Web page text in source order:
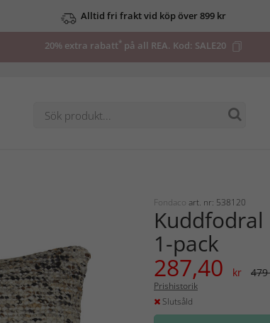
Alltid fri frakt vid köp över 899 kr
20% extra rabatt*på all REA. Kod: SALE20
Fondaco art. nr: 538120
Kuddfodral
1-pack
287,40 kr
Prishistorik
Slutsåld